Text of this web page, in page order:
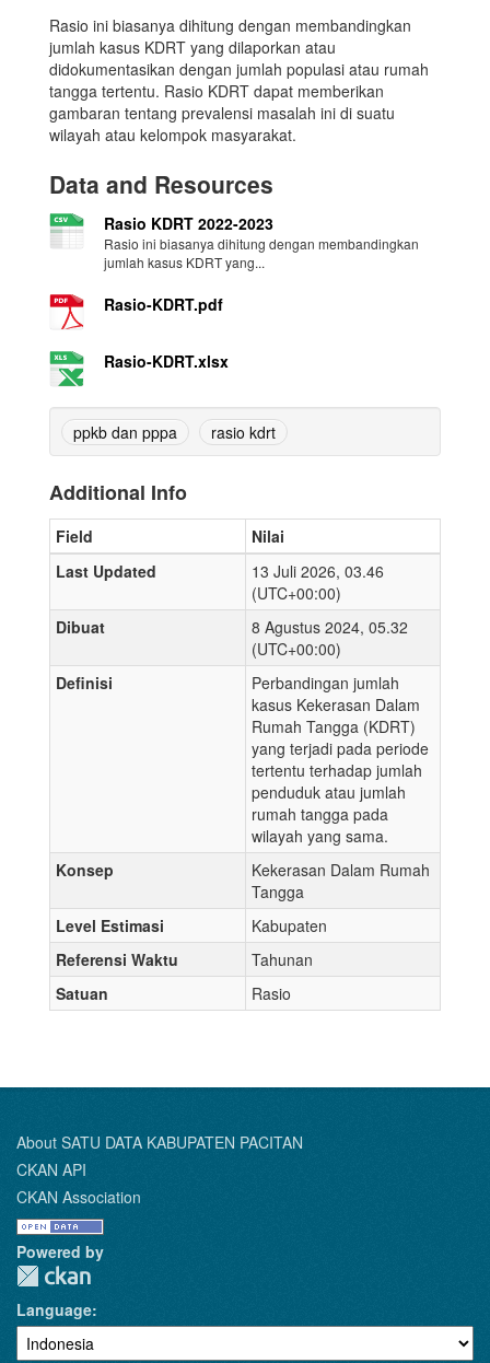
Rasio ini biasanya dihitung dengan membandingkan
jumlah kasus KDRT yang dilaporkan atau
didokumentasikan dengan jumlah populasi atau rumah
tangga tertentu. Rasio KDRT dapat memberikan
gambaran tentang prevalensi masalah ini di suatu
wilayah atau kelompok masyarakat.
Data and Resources
Rasio KDRT 2022-2023
Rasio ini biasanya dihitung dengan membandingkan
jumlah kasus KDRT yang...
Rasio-KDRT.pdf
Rasio-KDRT.xlsx
ppkb dan pppa rasio kdrt
Additional Info
Field
Nilai
Last Updated
13 Juli 2026, 03.46
(UTC+00:00)
Dibuat
8 Agustus 2024, 05.32
(UTC+00:00)
Definisi
Perbandingan jumlah
kasus Kekerasan Dalam
Rumah Tangga (KDRT)
yang terjadi pada periode
tertentu terhadap jumlah
penduduk atau jumlah
rumah tangga pada
wilayah yang sama.
Konsep
Kekerasan Dalam Rumah
Tangga
Level Estimasi
Kabupaten
Referensi Waktu
Tahunan
Satuan
Rasio
About SATU DATA KABUPATEN PACITAN
CKAN API
CKAN Association
Powered by
Language